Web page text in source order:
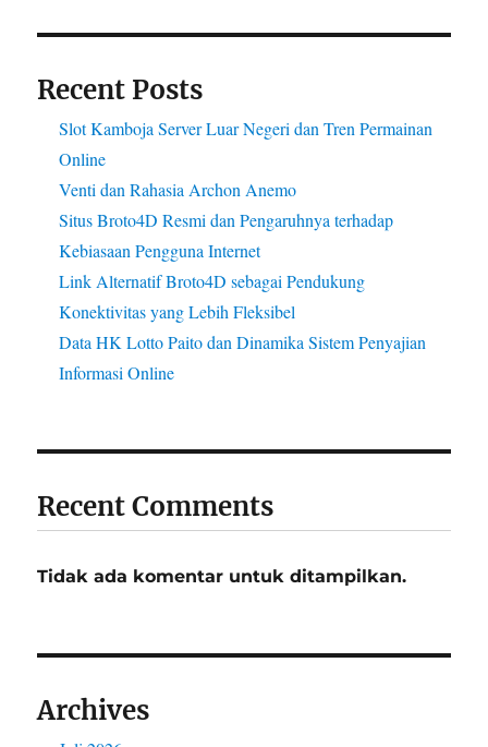
Recent Posts
Slot Kamboja Server Luar Negeri dan Tren Permainan
Online
Venti dan Rahasia Archon Anemo
Situs Broto4D Resmi dan Pengaruhnya terhadap
Kebiasaan Pengguna Internet
Link Alternatif Broto4D sebagai Pendukung
Konektivitas yang Lebih Fleksibel
Data HK Lotto Paito dan Dinamika Sistem Penyajian
Informasi Online
Recent Comments
Tidak ada komentar untuk ditampilkan.
Archives